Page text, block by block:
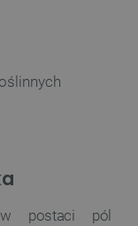
w postaci pól